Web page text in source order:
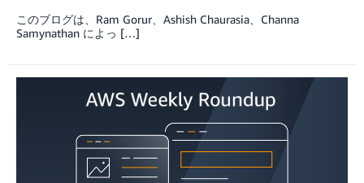
このブログは、Ram Gorur、Ashish Chaurasia、Channa
Samynathan によっ […]